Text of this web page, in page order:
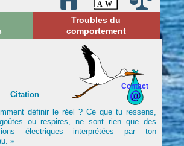
Troubles du
comportement
Contact
Citation
définir le réel ? Ce que tu ressens,
ou respires, ne sont rien que des
électriques interprétées par ton
»